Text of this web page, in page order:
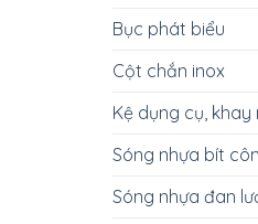
Bục phát biểu
Cột chắn inox
Kệ dụng cụ, khay
Sóng nhựa bít
Sóng nhựa đan